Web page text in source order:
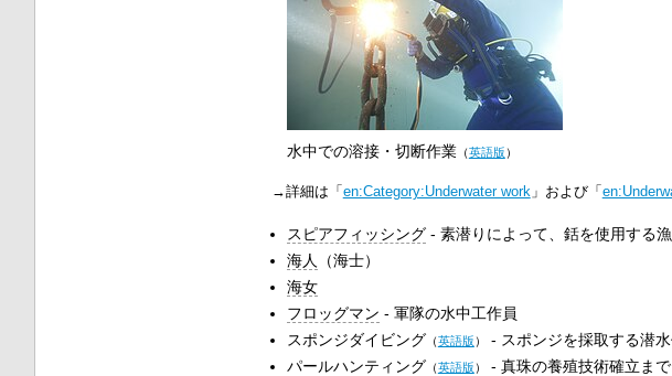
水中での溶接・切断作業（英語版）
→詳細は「 en:Category:Underwater work」および「
スピアフィッシング- 素潜りによって、銛を使用する漁
海人
（海士）
海女
フロッグマン - 軍隊の水中工作員
スポンジダイビング （英語版）
‐ スポンジを採取する潜
パールハンティング （英語版）
‐ 真珠の養殖技術確立ま